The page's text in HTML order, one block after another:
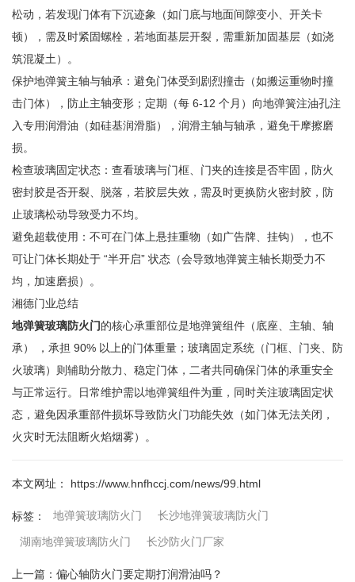
松动，若发现门体有下沉迹象（如门底与地面间隙变小、开关卡
顿），需及时紧固螺栓，若地面基层开裂，需重新加固基层（如浇
筑混凝土）。
保护地弹簧主轴与轴承：避免门体受到剧烈撞击（如搬运重物时撞
击门体），防止主轴变形；定期（每 6-12 个月）向地弹簧注油孔注
入专用润滑油（如硅基润滑脂），润滑主轴与轴承，避免干摩擦磨
损。
检查玻璃固定状态：查看玻璃与门框、门夹的连接是否牢固，防火
密封胶是否开裂、脱落，若胶层失效，需及时更换防火密封胶，防
止玻璃松动导致受力不均。
避免超载使用：不可在门体上悬挂重物（如广告牌、挂钩），也不
可让门体长期处于 “半开启” 状态（会导致地弹簧主轴长期受力不
均，加速磨损）。
湘德门业总结
地弹簧玻璃防火门的核心承重部位是地弹簧组件（底座、主轴、轴
承） ，承担 90% 以上的门体重量；玻璃固定系统（门框、门夹、防
火玻璃）则辅助分散力、稳定门体，二者共同确保门体的承重安全
与正常运行。日常维护需以地弹簧组件为重，同时关注玻璃固定状
态，避免因承重部件损坏导致防火门功能失效（如门体无法关闭，
火灾时无法阻断火焰烟雾）。
本文网址： https://www.hnfhccj.com/news/99.html
标签： 地弹簧玻璃防火门 长沙地弹簧玻璃防火门
湖南地弹簧玻璃防火门 长沙防火门厂家
上一篇： 偏心轴防火门要定期打润滑油吗？